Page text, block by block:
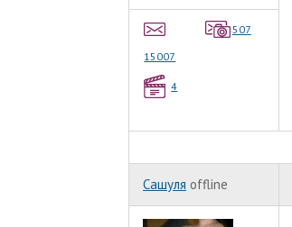
15007
507
4
Сашуля offline